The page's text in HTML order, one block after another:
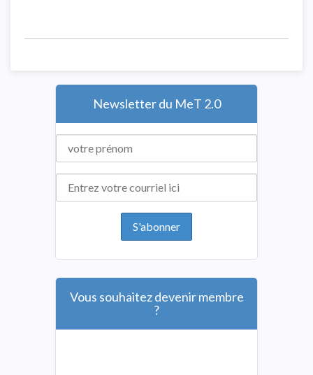
Newsletter du MeT 2.0
Vous souhaitez devenir membre
?